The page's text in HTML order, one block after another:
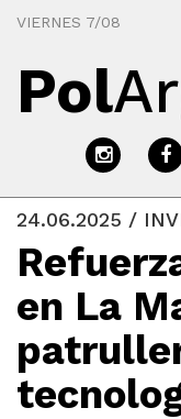
VIERNES 7/08
Pol
24.06.2025 /
en La